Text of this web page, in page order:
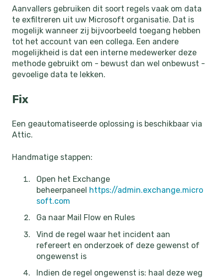
Aanvallers gebruiken dit soort regels vaak om data
te exfiltreren uit uw Microsoft organisatie. Dat is
mogelijk wanneer zij bijvoorbeeld toegang hebben
tot het account van een collega. Een andere
mogelijkheid is dat een interne medewerker deze
methode gebruikt om - bewust dan wel onbewust -
gevoelige data te lekken.
Fix
Een geautomatiseerde oplossing is beschikbaar via
Attic.
Handmatige stappen:
Open het Exchange
beheerpaneel https://admin.exchange.micro
soft.com
Ga naar Mail Flow en Rules
Vind de regel waar het incident aan
refereert en onderzoek of deze gewenst of
ongewenst is
Indien de regel ongewenst is: haal deze weg